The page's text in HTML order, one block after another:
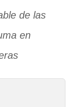
de las
en